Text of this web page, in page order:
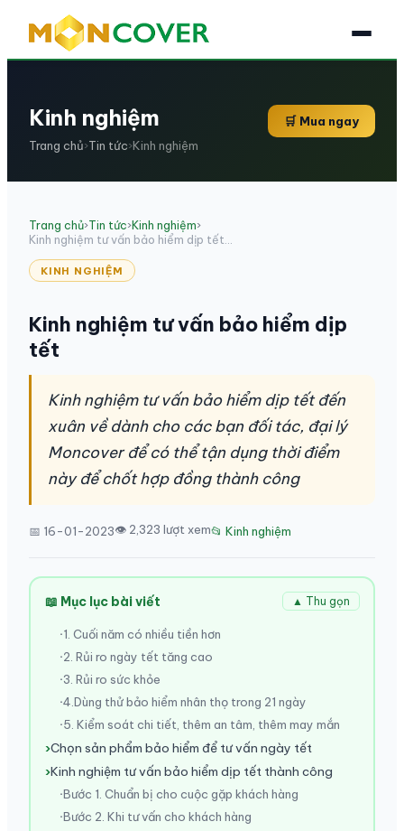
Kinh nghiệm
Trang chủ›Tin tức›Kinh nghiệm
🛒 Mua ngay
Trang chủ›Tin tức›Kinh nghiệm›
Kinh nghiệm tư vấn bảo hiểm dịp tết...
KINH NGHIỆM
Kinh nghiệm tư vấn bảo hiểm dịp
tết
Kinh nghiệm tư vấn bảo hiểm dịp tết đến
xuân về dành cho các bạn đối tác, đại lý
Moncover để có thể tận dụng thời điểm
này để chốt hợp đồng thành công
📅 16-01-2023👁 2,323 lượt xem📂 Kinh nghiệm
📖 Mục lục bài viết ▲ Thu gọn
1. Cuối năm có nhiều tiền hơn
2. Rủi ro ngày tết tăng cao
3. Rủi ro sức khỏe
4.Dùng thử bảo hiểm nhân thọ trong 21 ngày
5. Kiểm soát chi tiết, thêm an tâm, thêm may mắn
Chọn sản phẩm bảo hiểm để tư vấn ngày tết
Kinh nghiệm tư vấn bảo hiểm dịp tết thành công
Bước 1. Chuẩn bị cho cuộc gặp khách hàng
Bước 2. Khi tư vấn cho khách hàng